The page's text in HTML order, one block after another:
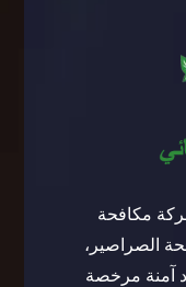
مكافحة
الصراصير،
آمنة مرخصة